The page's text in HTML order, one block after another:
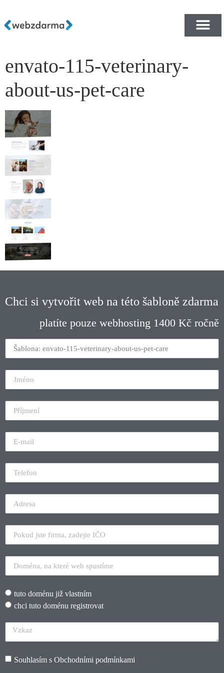
envato-115-veterinary-
about-us-pet-care
Chci si vytvořit web na této šabloně zdarma
platíte pouze webhosting 1400 Kč ročně
tuto doménu již vlastním
chci tuto doménu registrovat
Souhlasím s Obchodními podmínkami